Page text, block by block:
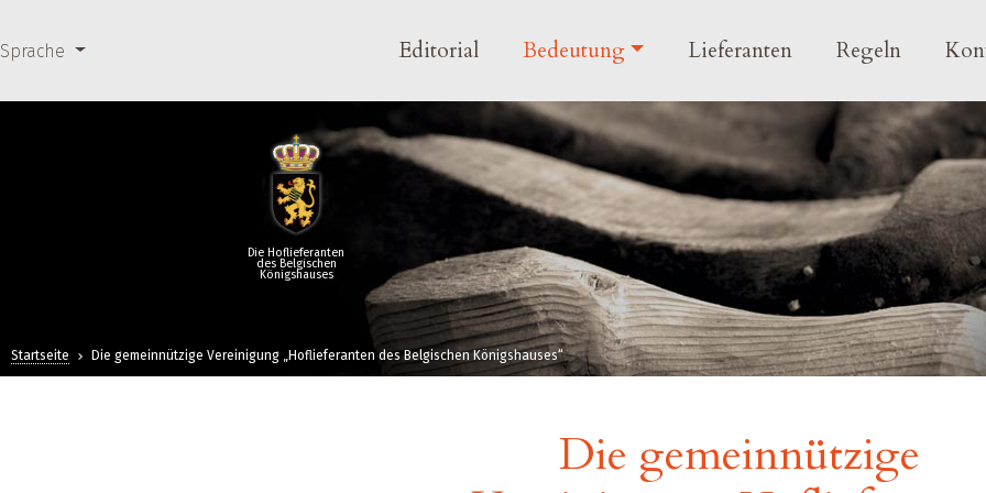
Sprache Main navigation
Editorial Bedeutung Lieferanten Regeln
Die Hoflieferanten
des Belgischen
Königshauses
Startseite Die gemeinnützige Vereinigung „Hoflieferanten des Belgischen Königshauses“
Die gemeinnützige